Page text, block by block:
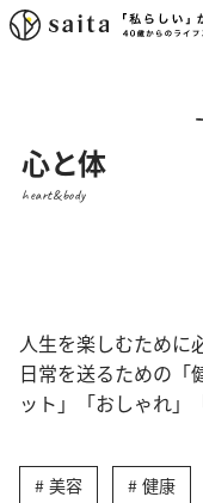
心と体
heart&body
人生を楽しむために
日常を送るための「
ット」「おしゃれ」
美容 健康